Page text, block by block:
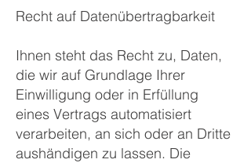
Recht auf Datenübertragbarkeit
Ihnen steht das Recht zu, Daten,
die wir auf Grundlage Ihrer
Einwilligung oder in Erfüllung
eines Vertrags automatisiert
verarbeiten, an sich oder an Dritte
aushändigen zu lassen. Die